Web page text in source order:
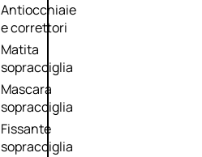
Antiocchiaie
e correttori
Matita
sopracciglia
Mascara
sopracciglia
Fissante
sopracciglia